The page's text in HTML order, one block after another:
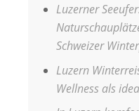
Luzerner
Schweizer
Luzern
Wellness als